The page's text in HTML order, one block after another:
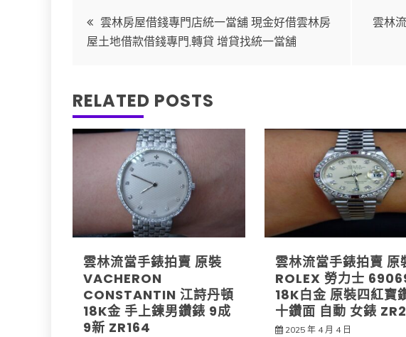
文
章
導
覽
雲林房屋借錢專門店統一當舖 現金好借雲林房
屋土地借款借錢專門,轉貸 增貸找統一當舖
雲林
RELATED POSTS
雲林流當手錶拍賣 原裝
VACHERON
CONSTANTIN 江詩丹頓
18K金 手上鍊男鑽錶 9成
9新 ZR164
雲林流當手錶拍賣 原
ROLEX 勞力士
18K白金 原裝四紅寶
十鑽面 自動 女錶
2025 年 4 月 4 日